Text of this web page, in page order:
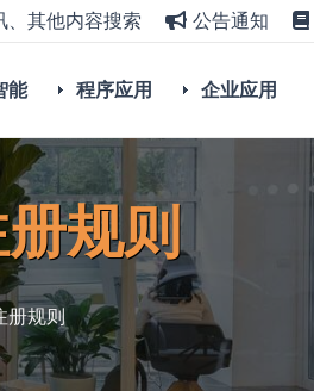
、其他内容搜索 公告通知
能 程序应用 企业应用
规则
册规则